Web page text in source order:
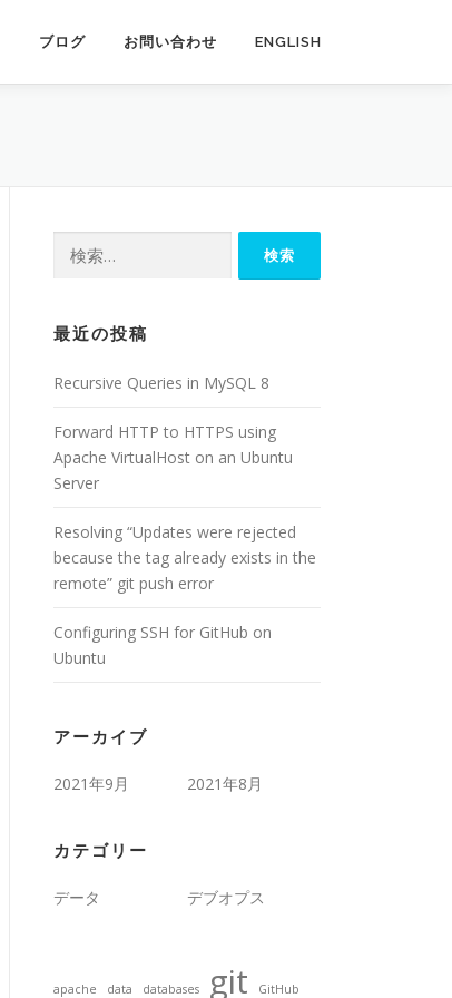
ブログ お問い合わせ ENGLISH
最近の投稿
Recursive Queries in MySQL 8
Forward HTTP to HTTPS using
Apache VirtualHost on an Ubuntu
Server
Resolving “Updates were rejected
because the tag already exists in the
remote” git push error
Configuring SSH for GitHub on
Ubuntu
アーカイブ
2021年9月 2021年8月
カテゴリー
データ デブオプス
apache data databases git GitHub